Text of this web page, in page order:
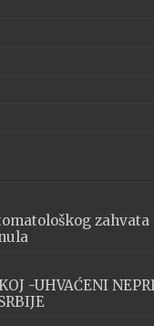
zahvata
-UHVAĆENI